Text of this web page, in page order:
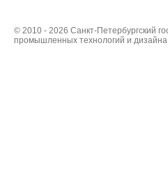
© 2010 - 2026 Санкт-Петербургский
промышленных технологий и дизайна